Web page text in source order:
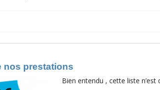
nos prestations
Bien entendu , cette liste